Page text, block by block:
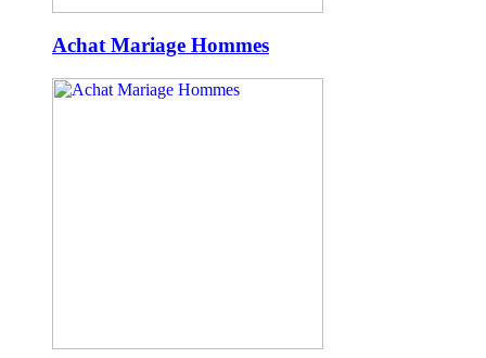
Achat Mariage Hommes